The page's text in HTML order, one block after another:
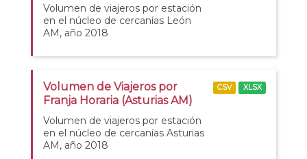
Volumen de viajeros por estación
en el núcleo de cercanías León
AM, año 2018
Volumen de Viajeros por
Franja Horaria (Asturias AM)
Volumen de viajeros por estación
en el núcleo de cercanías Asturias
AM, año 2018
CSV XLSX